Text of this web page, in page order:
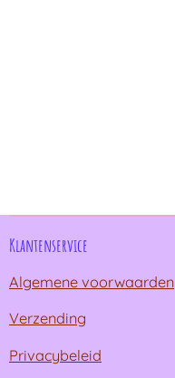
Klantenservice
Algemene voorwaarden
Verzending
Privacybeleid